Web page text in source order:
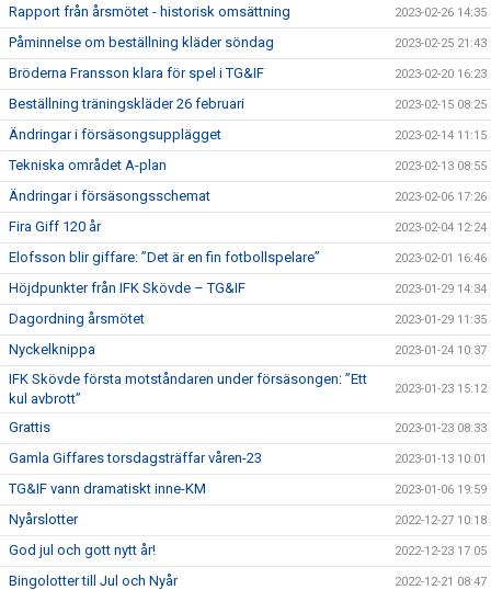
Rapport från årsmötet - historisk omsättning 2023-02-26 14:35
Påminnelse om beställning kläder söndag 2023-02-25 21:43
Bröderna Fransson klara för spel i TG&IF 2023-02-20 16:23
Beställning träningskläder 26 februari 2023-02-15 08:25
Ändringar i försäsongsupplägget 2023-02-14 11:15
Tekniska området A-plan 2023-02-13 08:55
Ändringar i försäsongsschemat 2023-02-06 17:26
Fira Giff 120 år 2023-02-04 12:24
Elofsson blir giffare: ”Det är en fin fotbollspelare” 2023-02-01 16:46
Höjdpunkter från IFK Skövde – TG&IF 2023-01-29 14:34
Dagordning årsmötet 2023-01-29 11:35
Nyckelknippa 2023-01-24 10:37
IFK Skövde första motståndaren under försäsongen: ”Ett
kul avbrott”
2023-01-23 15:12
Grattis 2023-01-23 08:33
Gamla Giffares torsdagsträffar våren-23 2023-01-13 10:01
TG&IF vann dramatiskt inne-KM 2023-01-06 19:59
Nyårslotter 2022-12-27 10:18
God jul och gott nytt år! 2022-12-23 17:05
Bingolotter till Jul och Nyår 2022-12-21 08:47